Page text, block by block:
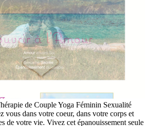
de Couple Yoga Féminin Sexualité
vous dans votre coeur, dans votre corps et
de votre vie. Vivez cet épanouissement seule